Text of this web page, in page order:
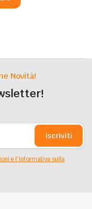
Novità!
Iscriviti
e l'Informativa sulla